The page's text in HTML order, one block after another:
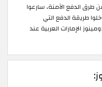
طرق الدفع الآمنة، سارعوا
طريقة الدفع التي
الإمارات العربية عند